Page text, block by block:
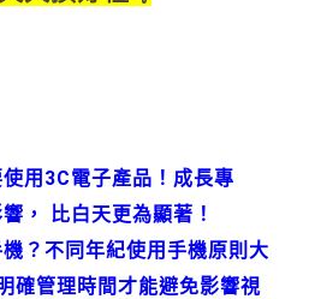
用3C電子產品！成長專
， 比白天更為顯著！
？不同年紀使用手機原則大
確管理時間才能避免影響視